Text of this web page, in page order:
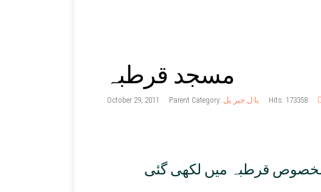
مسجد قرطبہ
October 29, 2011 Parent Category: با ل جبر یل Hits: 173358
قرطبہ ميں لکھی گئی